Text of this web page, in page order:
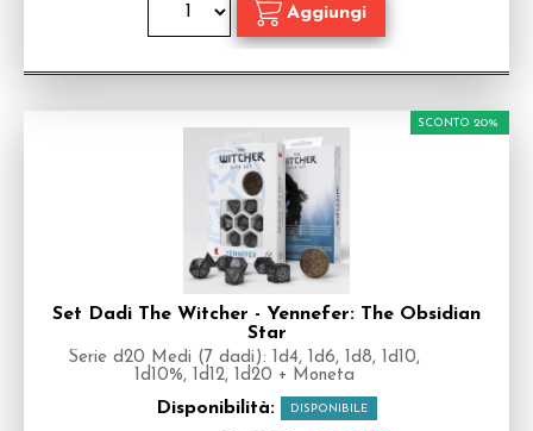
Set Dadi The Witcher - Yennefer: The Obsidian
Star
Serie d20 Medi (7 dadi): 1d4, 1d6, 1d8, 1d10,
1d10%, 1d12, 1d20 + Moneta
Disponibilità: DISPONIBILE
SCONTO 20%